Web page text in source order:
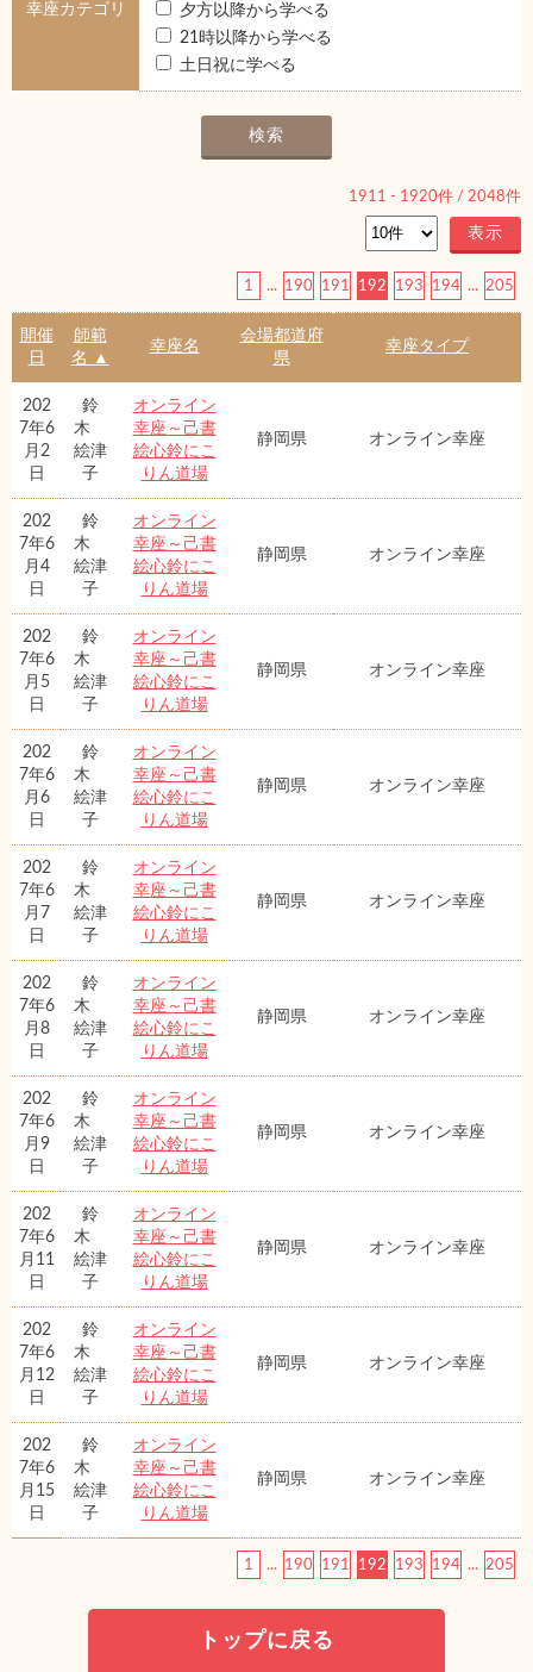
幸座カテゴリ
夕方以降から学べる
21時以降から学べる
土日祝に学べる
1911 - 1920件 / 2048件
1 ... 190 191 192 193 194 ... 205
開催
日
師範
名 ▲
幸座名
会場都道府
県
幸座タイプ
202
7年6
月2
日
鈴
木
絵津
子
オンライン
幸座～己書
絵心鈴にこ
りん道場
静岡県 オンライン幸座
202
7年6
月4
日
鈴
木
絵津
子
オンライン
幸座～己書
絵心鈴にこ
りん道場
静岡県 オンライン幸座
202
7年6
月5
日
鈴
木
絵津
子
オンライン
幸座～己書
絵心鈴にこ
りん道場
静岡県 オンライン幸座
202
7年6
月6
日
鈴
木
絵津
子
オンライン
幸座～己書
絵心鈴にこ
りん道場
静岡県 オンライン幸座
202
7年6
月7
日
鈴
木
絵津
子
オンライン
幸座～己書
絵心鈴にこ
りん道場
静岡県 オンライン幸座
202
7年6
月8
日
鈴
木
絵津
子
オンライン
幸座～己書
絵心鈴にこ
りん道場
静岡県 オンライン幸座
202
7年6
月9
日
鈴
木
絵津
子
オンライン
幸座～己書
絵心鈴にこ
りん道場
静岡県 オンライン幸座
202
7年6
月11
日
鈴
木
絵津
子
オンライン
幸座～己書
絵心鈴にこ
りん道場
静岡県 オンライン幸座
202
7年6
月12
日
鈴
木
絵津
子
オンライン
幸座～己書
絵心鈴にこ
りん道場
静岡県 オンライン幸座
202
7年6
月15
日
鈴
木
絵津
子
オンライン
幸座～己書
絵心鈴にこ
りん道場
静岡県 オンライン幸座
1 ... 190 191 192 193 194 ... 205
トップに戻る